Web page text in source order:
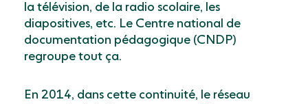
la télévision, de la radio scolaire, les
diapositives, etc. Le Centre national de
documentation pédagogique (CNDP)
regroupe tout ça.
En 2014, dans cette continuité, le réseau